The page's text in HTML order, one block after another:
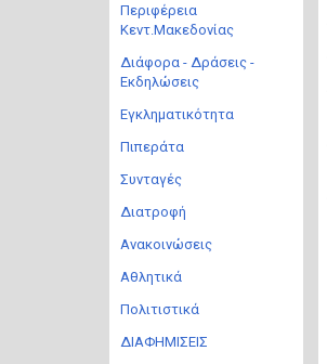
Περιφέρεια
Κεντ.Μακεδονίας
Διάφορα - Δράσεις -
Εκδηλώσεις
Εγκληματικότητα
Πιπεράτα
Συνταγές
Διατροφή
Ανακοινώσεις
Αθλητικά
Πολιτιστικά
ΔΙΑΦΗΜΙΣΕΙΣ